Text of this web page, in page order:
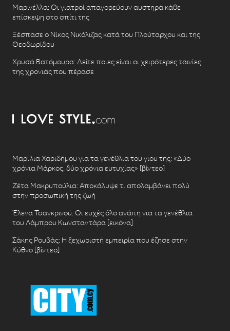
Μαρινέλλα: Οι γιατροί απαγορεύουν αυστηρά κάθε
επίσκεψη στο σπίτι της
Ξέσπασε ο Νίκος Νικόλιζας κατά του Πλούταρχου και της
Θεοδωρίδου
Χρυσά Βατόμουρα: Δείτε ποιες είναι οι χειρότερες ταινίες
της χρονιάς που πέρασε
Μαρίλια Χαριδήμου για τα γενέθλια του γιου της: «Δύο
χρόνια Μάρκος, δύο χρόνια ευτυχίας» [βίντεο]
Ζέτα Μακρυπούλια: Αποκάλυψε τι απολαμβάνει πολύ
στην προσωπική της ζωή
Έλενα Τσαγκρινού: Οι ευχές όλο αγάπη για τα γενέθλια
του Λάμπρου Κωνσταντάρα [εικόνα]
Σάκης Ρουβάς: Η ξεχωριστή εμπειρία που έζησε στην
Κύθνο [βίντεο]